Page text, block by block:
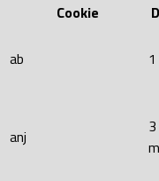
Cookie
ab
anj
3